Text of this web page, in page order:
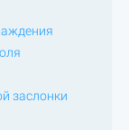
заслонки